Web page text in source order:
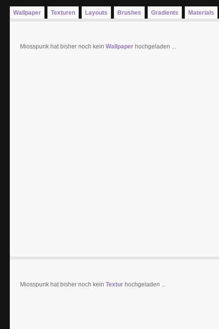
Wallpaper Texturen Layouts Brushes Gradients Materials
Miosspunk hat bisher noch kein Wallpaper hochgeladen ...
Miosspunk hat bisher noch kein Textur hochgeladen ...